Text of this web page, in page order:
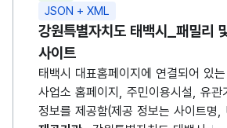
JSON + XML
강원특별자치도 태백시
_패밀리
사이트
태백시 대표홈페이지에 연결되어 있
사업소 홈페이지, 주민이용시설, 유관
정보를 제공함(제공 정보는 사이트명,